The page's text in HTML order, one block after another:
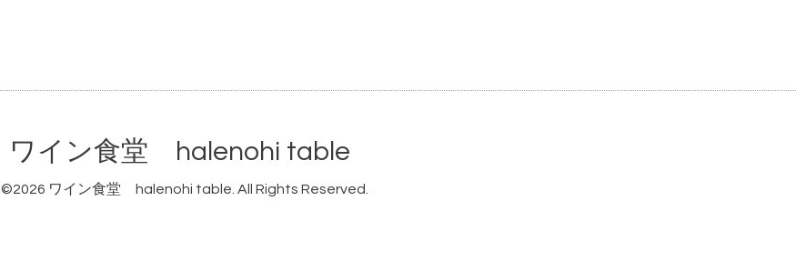
ワイン食堂 halenohi table
©2026 ワイン食堂 halenohi table . All Rights Reserved.